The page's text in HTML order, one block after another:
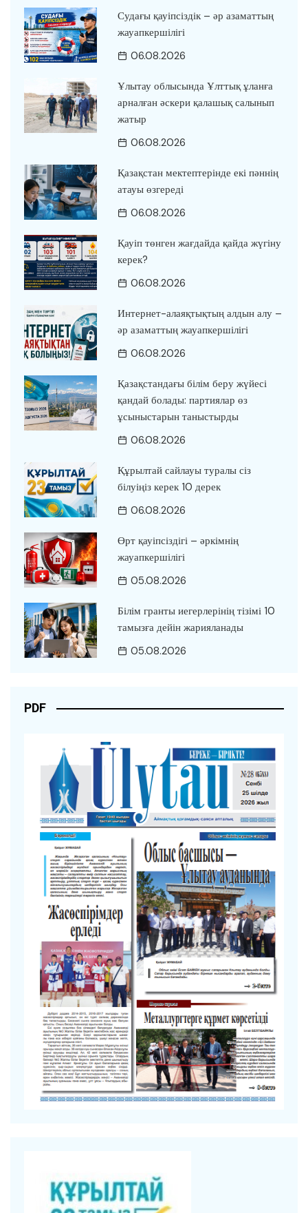
Судағы қауіпсіздік – әр азаматтың
жауапкершілігі
06.08.2026
Ұлытау облысында Ұлттық ұланға
арналған әскери қалашық салынып
жатыр
06.08.2026
Қазақстан мектептерінде екі пәннің
атауы өзгереді
06.08.2026
Қауіп төнген жағдайда қайда жүгіну
керек?
06.08.2026
Интернет-алаяқтықтың алдын алу –
әр азаматтың жауапкершілігі
06.08.2026
Қазақстандағы білім беру жүйесі
қандай болады: партиялар өз
ұсыныстарын таныстырды
06.08.2026
Құрылтай сайлауы туралы сіз
білуіңіз керек 10 дерек
06.08.2026
Өрт қауіпсіздігі – әркімнің
жауапкершілігі
05.08.2026
Білім гранты иегерлерінің тізімі 10
тамызға дейін жарияланады
05.08.2026
PDF